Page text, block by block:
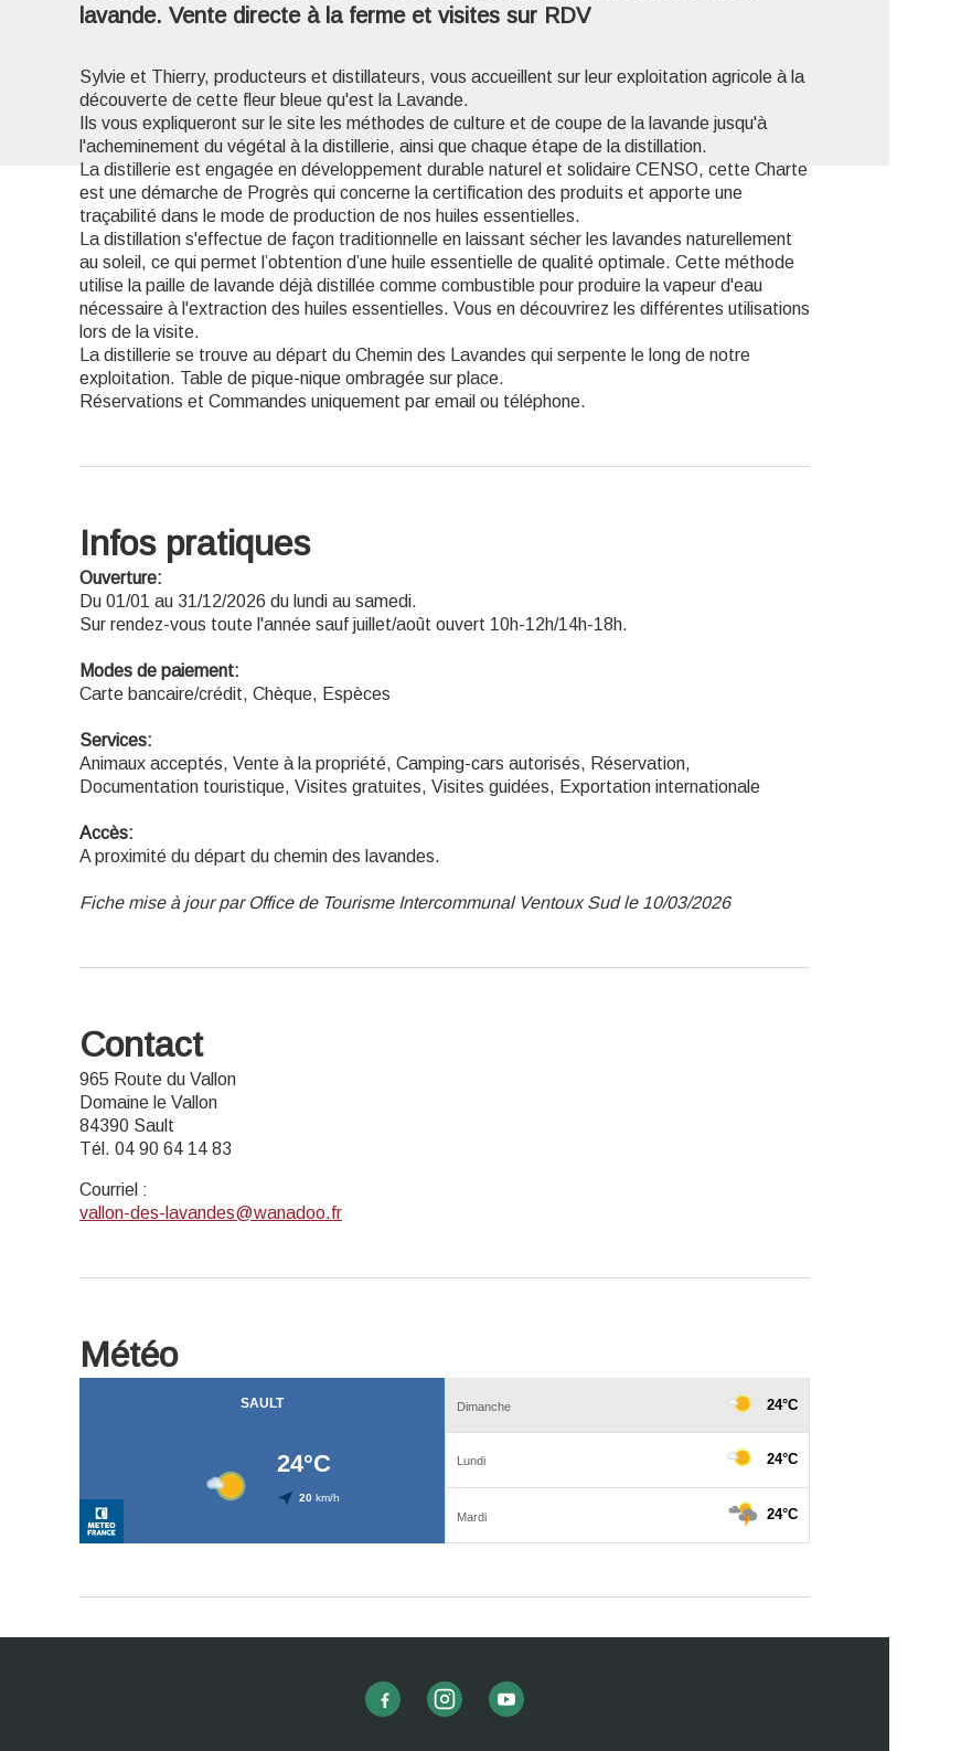
lavande. Vente directe à la ferme et visites sur RDV
Sylvie et Thierry, producteurs et distillateurs, vous accueillent sur leur exploitation agricole à la
découverte de cette fleur bleue qu'est la Lavande.
Ils vous expliqueront sur le site les méthodes de culture et de coupe de la lavande jusqu'à
l'acheminement du végétal à la distillerie, ainsi que chaque étape de la distillation.
La distillerie est engagée en développement durable naturel et solidaire CENSO, cette Charte
est une démarche de Progrès qui concerne la certification des produits et apporte une
traçabilité dans le mode de production de nos huiles essentielles.
La distillation s'effectue de façon traditionnelle en laissant sécher les lavandes naturellement
au soleil, ce qui permet l’obtention d’une huile essentielle de qualité optimale. Cette méthode
utilise la paille de lavande déjà distillée comme combustible pour produire la vapeur d'eau
nécessaire à l'extraction des huiles essentielles. Vous en découvrirez les différentes utilisations
lors de la visite.
La distillerie se trouve au départ du Chemin des Lavandes qui serpente le long de notre
exploitation. Table de pique-nique ombragée sur place.
Réservations et Commandes uniquement par email ou téléphone.
Infos pratiques
Ouverture:
Du 01/01 au 31/12/2026 du lundi au samedi.
Sur rendez-vous toute l'année sauf juillet/août ouvert 10h-12h/14h-18h.
Modes de paiement:
Carte bancaire/crédit, Chèque, Espèces
Services:
Animaux acceptés, Vente à la propriété, Camping-cars autorisés, Réservation,
Documentation touristique, Visites gratuites, Visites guidées, Exportation internationale
Accès:
A proximité du départ du chemin des lavandes.
Fiche mise à jour par Office de Tourisme Intercommunal Ventoux Sud le 10/03/2026
Contact
965 Route du Vallon
Domaine le Vallon
84390 Sault
Tél. 04 90 64 14 83
Courriel :
vallon-des-lavandes@wanadoo.fr
Météo